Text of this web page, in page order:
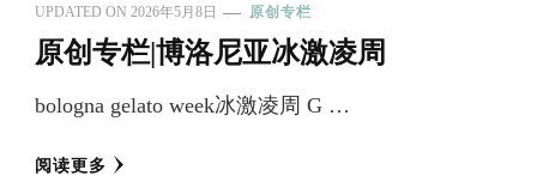
UPDATED ON 2026年5月8日 原创专栏
原创专栏|博洛尼亚冰激凌周
bologna gelato week冰激凌周 G …
阅读更多